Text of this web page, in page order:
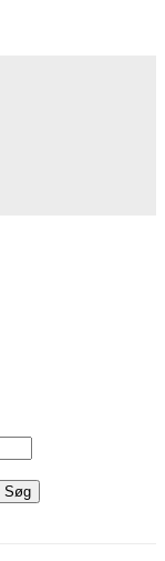
Søg